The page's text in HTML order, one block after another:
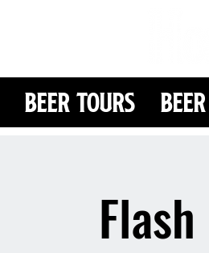
Beer Tours